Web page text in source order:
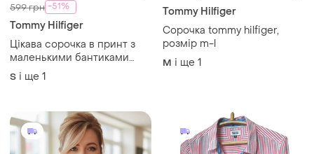
599 грн -51%
Tommy Hilfiger
Цікава сорочка в принт з
маленькими бантиками
tommy hilfiger
S і ще 1
Tommy Hilfiger
Сорочка tommy hilfiger,
розмір m-l
M і ще 1